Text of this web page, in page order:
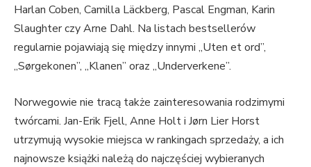
Harlan Coben, Camilla Läckberg, Pascal Engman, Karin
Slaughter czy Arne Dahl. Na listach bestsellerów
regularnie pojawiają się między innymi „Uten et ord”,
„Sørgekonen”, „Klanen” oraz „Underverkene”.
Norwegowie nie tracą także zainteresowania rodzimymi
twórcami. Jan-Erik Fjell, Anne Holt i Jørn Lier Horst
utrzymują wysokie miejsca w rankingach sprzedaży, a ich
najnowsze książki należą do najczęściej wybieranych